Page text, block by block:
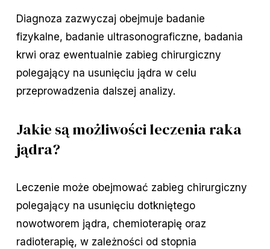
Diagnoza zazwyczaj obejmuje badanie
fizykalne, badanie ultrasonograficzne, badania
krwi oraz ewentualnie zabieg chirurgiczny
polegający na usunięciu jądra w celu
przeprowadzenia dalszej analizy.
Jakie są możliwości leczenia raka
jądra?
Leczenie może obejmować zabieg chirurgiczny
polegający na usunięciu dotkniętego
nowotworem jądra, chemioterapię oraz
radioterapię, w zależności od stopnia